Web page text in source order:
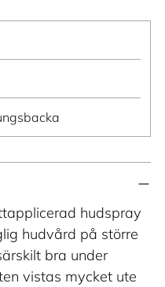
hudspray
hudvård på större
bra under
vistas mycket ute